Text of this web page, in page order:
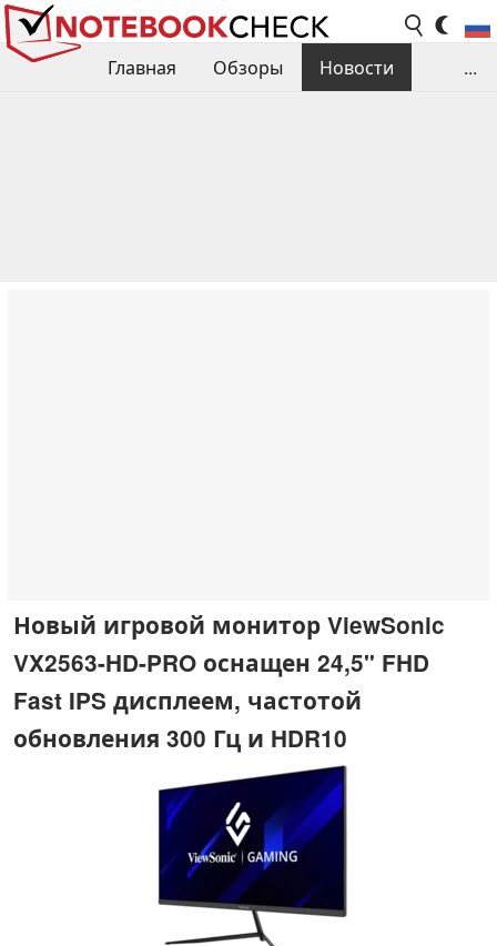
Главная Обзоры
Новости
...
Новый игровой монитор ViewSonic
VX2563-HD-PRO оснащен 24,5" FHD
Fast IPS дисплеем, частотой
обновления 300 Гц и HDR10